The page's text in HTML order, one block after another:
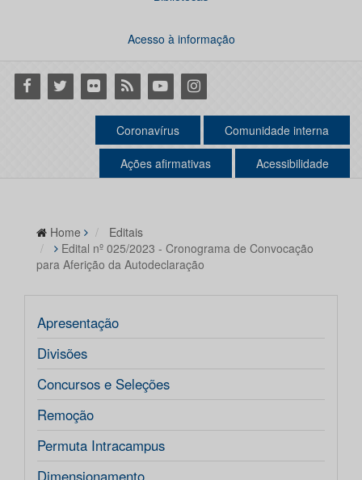
Acesso à informação
Facebook
Twitter Flickr RSS YoutubeInstagram
Coronavírus Comunidade interna
Ações afirmativas Acessibilidade
Home
Editais
Edital nº 025/2023 - Cronograma de Convocação
para Aferição da Autodeclaração
Apresentação
Divisões
Concursos e Seleções
Remoção
Permuta Intracampus